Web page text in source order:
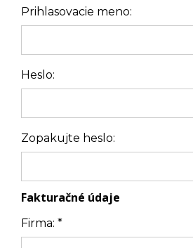
Prihlasovacie meno:
Heslo:
Zopakujte heslo:
Fakturačné údaje
Firma: *